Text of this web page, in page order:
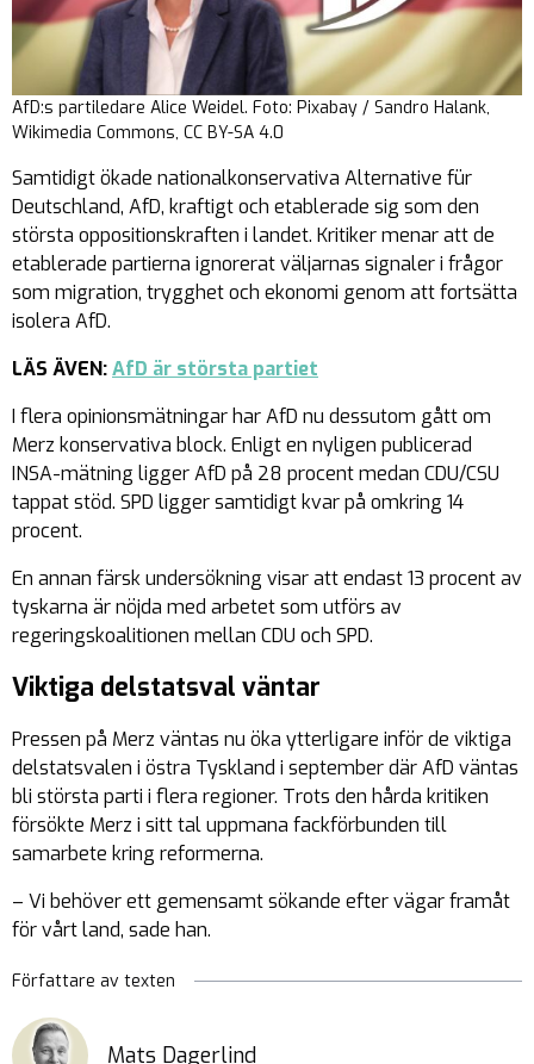
AfD:s partiledare Alice Weidel. Foto: Pixabay / Sandro Halank,
Wikimedia Commons, CC BY-SA 4.0
Samtidigt ökade nationalkonservativa Alternative für
Deutschland, AfD, kraftigt och etablerade sig som den
största oppositionskraften i landet. Kritiker menar att de
etablerade partierna ignorerat väljarnas signaler i frågor
som migration, trygghet och ekonomi genom att fortsätta
isolera AfD.
LÄS ÄVEN:AfD är största partiet
I flera opinionsmätningar har AfD nu dessutom gått om
Merz konservativa block. Enligt en nyligen publicerad
INSA-mätning ligger AfD på 28 procent medan CDU/CSU
tappat stöd. SPD ligger samtidigt kvar på omkring 14
procent.
En annan färsk undersökning visar att endast 13 procent av
tyskarna är nöjda med arbetet som utförs av
regeringskoalitionen mellan CDU och SPD.
Viktiga delstatsval väntar
Pressen på Merz väntas nu öka ytterligare inför de viktiga
delstatsvalen i östra Tyskland i september där AfD väntas
bli största parti i flera regioner. Trots den hårda kritiken
försökte Merz i sitt tal uppmana fackförbunden till
samarbete kring reformerna.
– Vi behöver ett gemensamt sökande efter vägar framåt
för vårt land, sade han.
Författare av texten
Mats Dagerlind